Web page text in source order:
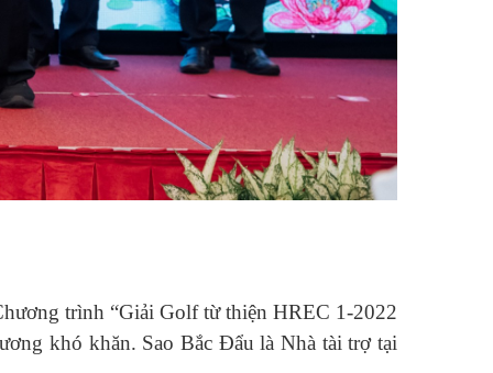
trình “Giải Golf từ thiện HREC 1-2022
khó khăn. Sao Bắc Đẩu là Nhà tài trợ tại